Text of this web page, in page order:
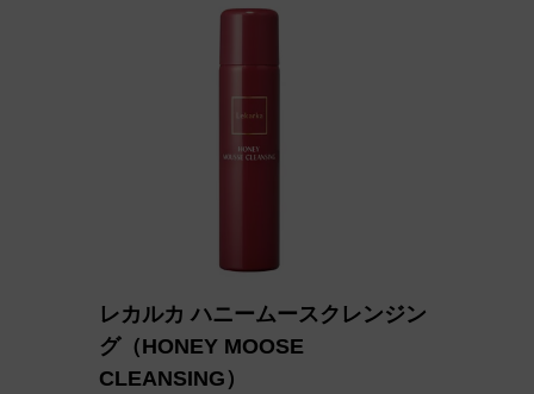
レカルカ ハニームースクレンジン
グ（HONEY MOOSE
CLEANSING）